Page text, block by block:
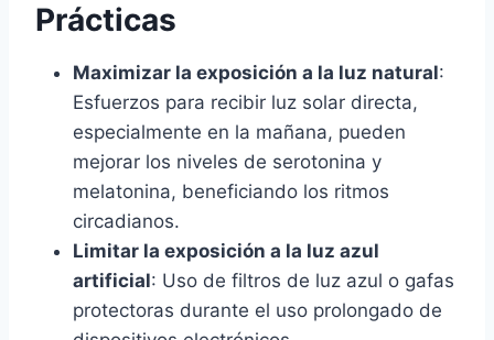
Prácticas
Maximizar la exposición a la luz natural:
Esfuerzos para recibir luz solar directa,
especialmente en la mañana, pueden
mejorar los niveles de serotonina y
melatonina, beneficiando los ritmos
circadianos.
Limitar la exposición a la luz azul
artificial: Uso de filtros de luz azul o gafas
protectoras durante el uso prolongado de